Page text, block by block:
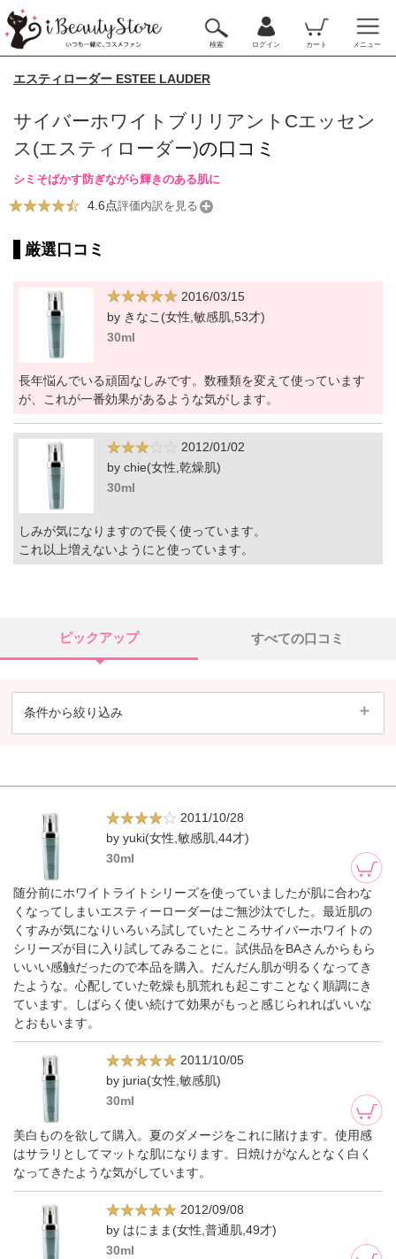
検索 ログイン カート メニュー
エスティローダー ESTEE LAUDER
サイバーホワイトブリリアントCエッセン
ス(エスティローダー)の口コミ
シミそばかす防ぎながら輝きのある肌に
4.6点評価内訳を見る
厳選口コミ
2016/03/15
by きなこ(女性,敏感肌,53才)
30ml
長年悩んでいる頑固なしみです。数種類を変えて使っています
が、これが一番効果があるような気がします。
2012/01/02
by chie(女性,乾燥肌)
30ml
しみが気になりますので長く使っています。
これ以上増えないようにと使っています。
ピックアップ すべての口コミ
条件から絞り込み
2011/10/28
by yuki(女性,敏感肌,44才)
30ml
随分前にホワイトライトシリーズを使っていましたが肌に合わな
くなってしまいエスティーローダーはご無沙汰でした。最近肌の
くすみが気になりいろいろ試していたところサイバーホワイトの
シリーズが目に入り試してみることに。試供品をBAさんからもら
いいい感触だったので本品を購入。だんだん肌が明るくなってき
たような。心配していた乾燥も肌荒れも起こすことなく順調にき
ています。しばらく使い続けて効果がもっと感じられればいいな
とおもいます。
2011/10/05
by juria(女性,敏感肌)
30ml
美白ものを欲して購入。夏のダメージをこれに賭けます。使用感
はサラリとしてマットな肌になります。日焼けがなんとなく白く
なってきたような気がしています。
2012/09/08
by はにまま(女性,普通肌,49才)
30ml